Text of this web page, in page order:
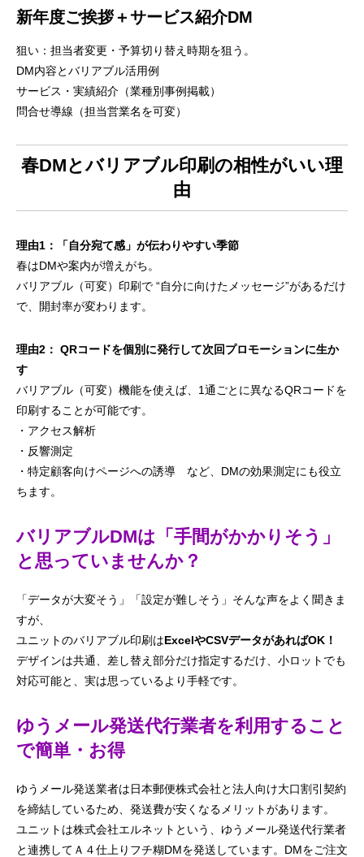
新年度ご挨拶＋サービス紹介DM
狙い：担当者変更・予算切り替え時期を狙う。
DM内容とバリアブル活用例
サービス・実績紹介（業種別事例掲載）
問合せ導線（担当営業名を可変）
春DMとバリアブル印刷の相性がいい理
由
理由1：「自分宛て感」が伝わりやすい季節
春はDMや案内が増えがち。
バリアブル（可変）印刷で “自分に向けたメッセージ”があるだけ
で、開封率が変わります。
理由2： QRコードを個別に発行して次回プロモーションに生か
す
バリアブル（可変）機能を使えば、1通ごとに異なるQRコードを
印刷することが可能です。
・アクセス解析
・反響測定
・特定顧客向けページへの誘導 など、DMの効果測定にも役立
ちます。
バリアブルDMは「手間がかかりそう」
と思っていませんか？
「データが大変そう」「設定が難しそう」そんな声をよく聞きま
すが、
ユニットのバリアブル印刷はExcelやCSVデータがあればOK！
デザインは共通、差し替え部分だけ指定するだけ、小ロットでも
対応可能と、実は思っているより手軽です。
ゆうメール発送代行業者を利用すること
で簡単・お得
ゆうメール発送業者は日本郵便株式会社と法人向け大口割引契約
を締結しているため、発送費が安くなるメリットがあります。
ユニットは株式会社エルネットという、ゆうメール発送代行業者
と連携してＡ４仕上りフチ糊DMを発送しています。DMをご注文